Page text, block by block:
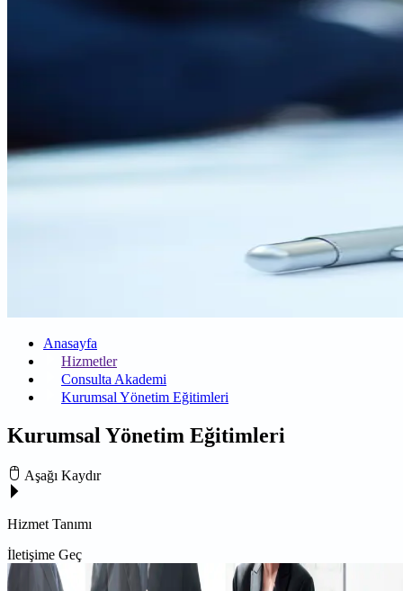
Anasayfa
Hizmetler
Consulta Akademi
Kurumsal Yönetim Eğitimleri
Kurumsal Yönetim Eğitimleri
Aşağı Kaydır
Hizmet Tanımı
İletişime Geç